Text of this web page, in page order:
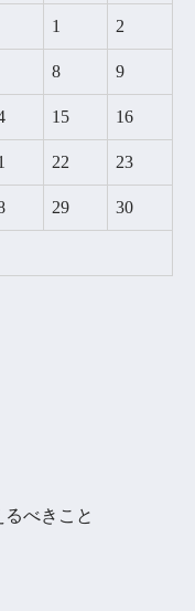
1 2
8 9
15 16
22 23
29 30
べきこと